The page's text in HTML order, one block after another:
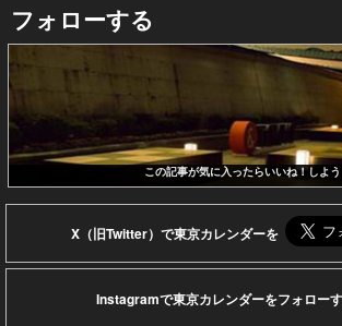
フォローする
この記事が気に入ったらいいね！しよう
X（旧Twitter）で東京カレンダーを
Instagramで東京カレンダーをフォロー